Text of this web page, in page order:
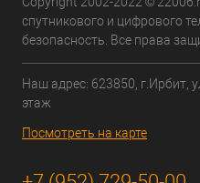
спутникового и цифрового
безопасность. Все права
Наш адрес: 623850, г.Ирбит,
этаж
Посмотреть на карте